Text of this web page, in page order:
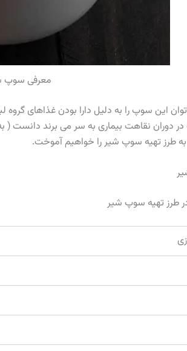
معرفی سوپ
این سوپ را به دلیل دارا بودن غذاهای گروه
که در دوران نقاهت بیماری به سر می برند
به طرز تهیه سوپ شیر را خواهیم آموخت.
طرز تهیه سوپ شیر